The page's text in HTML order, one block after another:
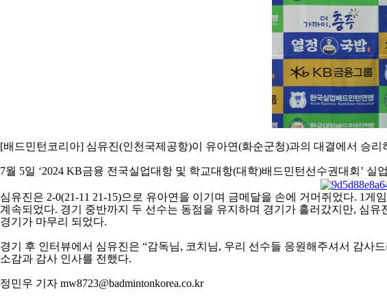
[배드민턴코리아] 심유진(인천국제공항)이 유아연(화순군청)과의 대결에서 승리
7월 5일 ‘2024 KB금융 전국실업대항 및 학교대항(대학)배드민턴선수권대회 ’ 실
심유진은 2-0(21-11 21-15)으로 유아연을 이기며 금메달을 손에 거머쥐었다. 1게
계속되었다. 경기 중반까지 두 선수는 동점을 유지하며 경기가 흘러갔지만, 심유
경기가 마무리 되었다.
경기 후 인터뷰에서 심유진은 “감독님, 코치님, 우리 선수들 응원해주셔서 감사드
소감과 감사 인사를 전했다.
정민우 기자 mw8723@badmintonkorea.co.kr